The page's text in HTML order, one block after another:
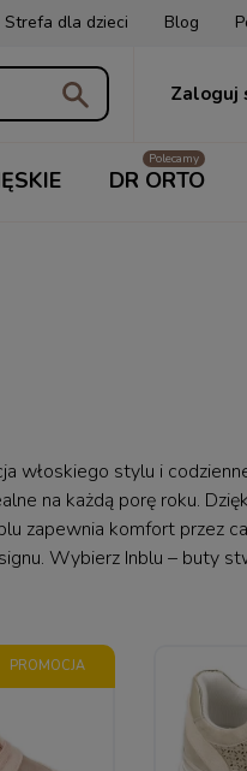
Strefa dla dzieci Blog
Zaloguj
DR ORTO
włoskiego stylu i
na każdą porę roku.
zapewnia komfort przez
Wybierz Inblu – buty
PROMOCJA